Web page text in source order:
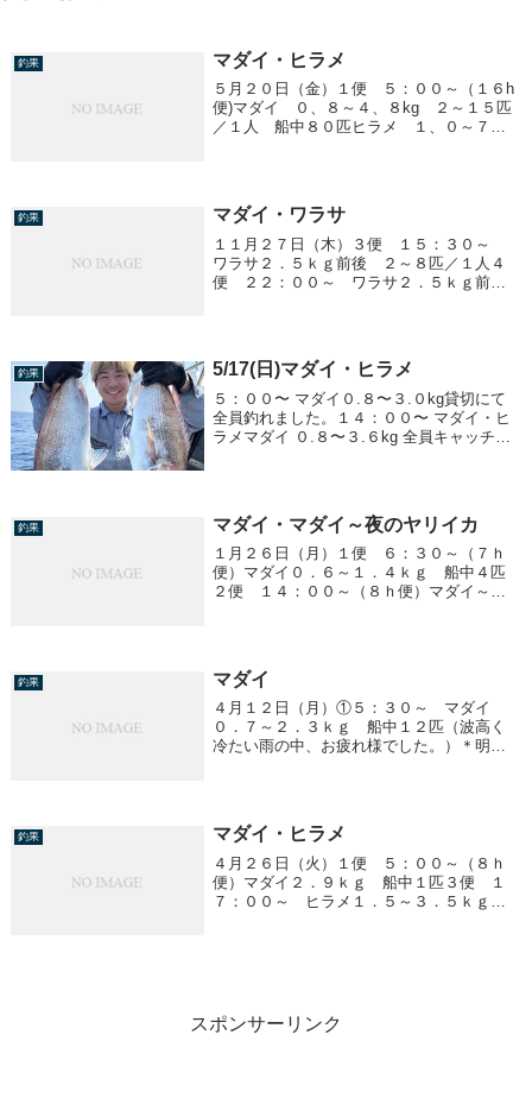
釣果 マダイ・ヒラメ
５月２０日（金）１便 ５：００～（１６h
便)マダイ ０、８～４、８kg ２～１５匹
／１人 船中８０匹ヒラメ １、０～７、
ヒラ...
釣果 マダイ・ワラサ
１１月２７日（木）３便 １５：３０～
ワラサ２．５ｋｇ前後 ２～８匹／１人４
便 ２２：００～ ワラサ２．５ｋｇ前
釣果 5/17(日)マダイ・ヒラメ
５：００〜 マダイ０.８〜３.０kg貸切にて
全員釣れました。１４：００〜 マダイ・ヒ
ラメマダイ ０.８〜３.６kg 全員キャッチヒ
釣果 マダイ・マダイ～夜のヤリイカ
１月２６日（月）１便 ６：３０～（７ｈ
便）マダイ０．６～１．４ｋｇ 船中４匹
２便 １４：００～（８ｈ便）マダイ～ヤ
イ／１人
釣果 マダイ
４月１２日（月）①５：３０～ マダイ
０．７～２．３ｋｇ 船中１２匹（波高く
冷たい雨の中、お疲れ様でした。）＊明日
釣果 マダイ・ヒラメ
４月２６日（火）１便 ５：００～（８ｈ
便）マダイ２．９ｋｇ 船中１匹３便 １
７：００～ ヒラメ１．５～３．５ｋｇ
スポンサーリンク